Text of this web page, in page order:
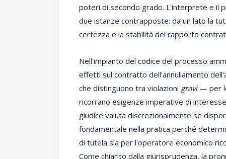
poteri di secondo grado. L'interprete e il
due istanze contrapposte: da un lato la
certezza e la stabilità del rapporto
Nell'impianto del codice del processo
effetti sul contratto dell'annullamento
che distinguono tra violazioni gravi— per
ricorrano esigenze imperative di
giudice valuta discrezionalmente se
fondamentale nella pratica perché
di tutela sia per l'operatore economico
Come chiarito dalla giurisprudenza, la